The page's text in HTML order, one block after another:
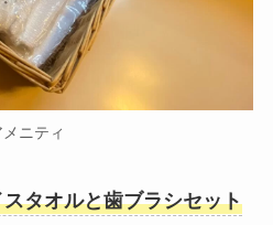
メニティ
タオルと歯ブラシセット